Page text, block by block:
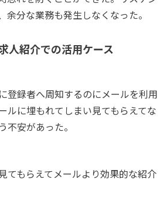
余分な業務も発生しなくなった。
人紹介での活用ケース
登録者へ周知するのにメールを利用
ルに埋もれてしまい見てもらえてな
不安があった。
てもらえてメールより効果的な紹介